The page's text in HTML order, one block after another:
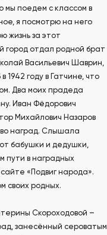
мы поедем с классом в
я посмотрю на него
жизнь за этот
город отдал родной брат
Васильевич Шаврин,
1942 году в Гатчине, что
Два моих прадеда
Иван Фёдорович
Михайлович Назаров
наград. Слышала
бабушки и дедушки,
пути в наградных
«Подвиг народа».
своих родных.
Скороходовой –
занесённый сероватым